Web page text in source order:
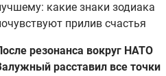
какие знаки зодиака
прилив счастья
резонанса вокруг НАТО
расставил все точки